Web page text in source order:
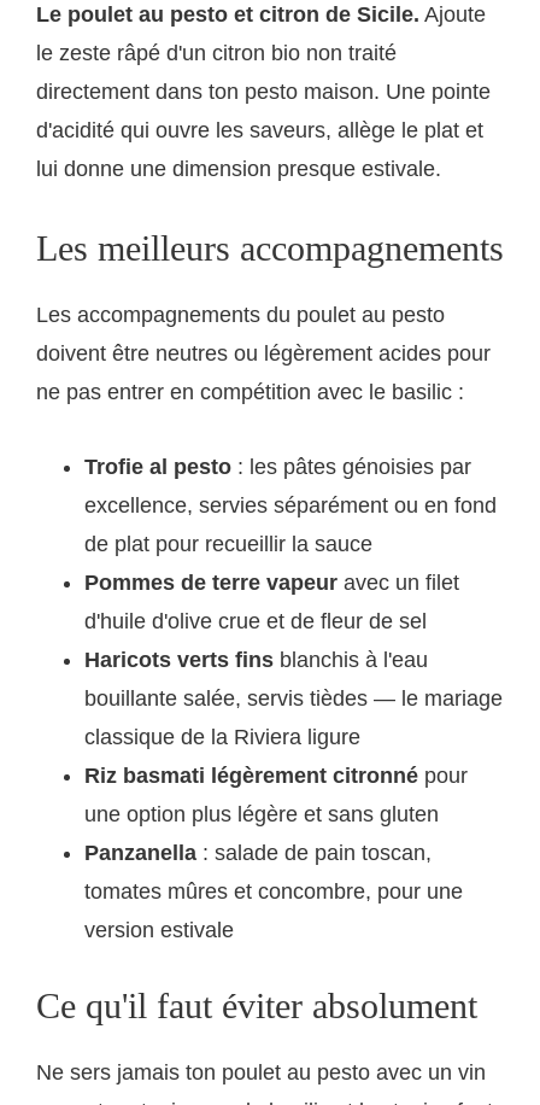
Le poulet au pesto et citron de Sicile. Ajoute
le zeste râpé d'un citron bio non traité
directement dans ton pesto maison. Une pointe
d'acidité qui ouvre les saveurs, allège le plat et
lui donne une dimension presque estivale.
Les meilleurs accompagnements
Les accompagnements du poulet au pesto
doivent être neutres ou légèrement acides pour
ne pas entrer en compétition avec le basilic :
Trofie al pesto : les pâtes génoisies par
excellence, servies séparément ou en fond
de plat pour recueillir la sauce
Pommes de terre vapeur avec un filet
d'huile d'olive crue et de fleur de sel
Haricots verts fins blanchis à l'eau
bouillante salée, servis tièdes — le mariage
classique de la Riviera ligure
Riz basmati légèrement citronné pour
une option plus légère et sans gluten
Panzanella : salade de pain toscan,
tomates mûres et concombre, pour une
version estivale
Ce qu'il faut éviter absolument
Ne sers jamais ton poulet au pesto avec un vin